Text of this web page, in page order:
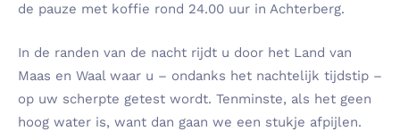
de pauze met koffie rond 24.00 uur in Achterberg.
In de randen van de nacht rijdt u door het Land van
Maas en Waal waar u – ondanks het nachtelijk tijdstip –
op uw scherpte getest wordt. Tenminste, als het geen
hoog water is, want dan gaan we een stukje afpijlen.